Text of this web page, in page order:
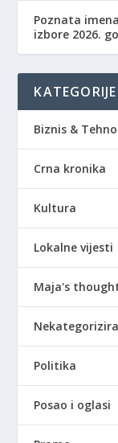
Poznata
izbore 2026.
KATEGORIJE
Biznis &
Crna kronika
Kultura
Lokalne vijesti
Maja's
Politika
Posao i oglasi